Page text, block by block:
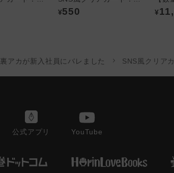
¥550
¥
裏アカが新入社員にバレました SNS風クリア
公式アプリ YouTube